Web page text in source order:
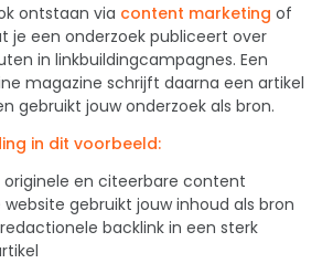
ontstaan via content marketing of
je een onderzoek publiceert over
in linkbuildingcampagnes. Een
magazine schrijft daarna een artikel
gebruikt jouw onderzoek als bron.
in dit voorbeeld:
originele en citeerbare content
gebruikt jouw inhoud als bron
backlink in een sterk